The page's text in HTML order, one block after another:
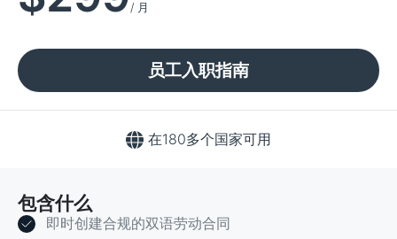
/ 月
员工入职指南
在180多个国家可用
包含什么
即时创建合规的双语劳动合同